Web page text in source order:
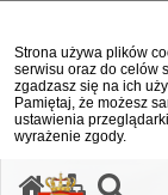
Strona używa plików
serwisu oraz do celów
zgadzasz się na ich
Pamiętaj, że możesz
ustawienia
wyrażenie zgody.